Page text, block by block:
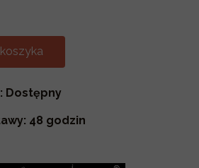
Dostępny
48 godzin